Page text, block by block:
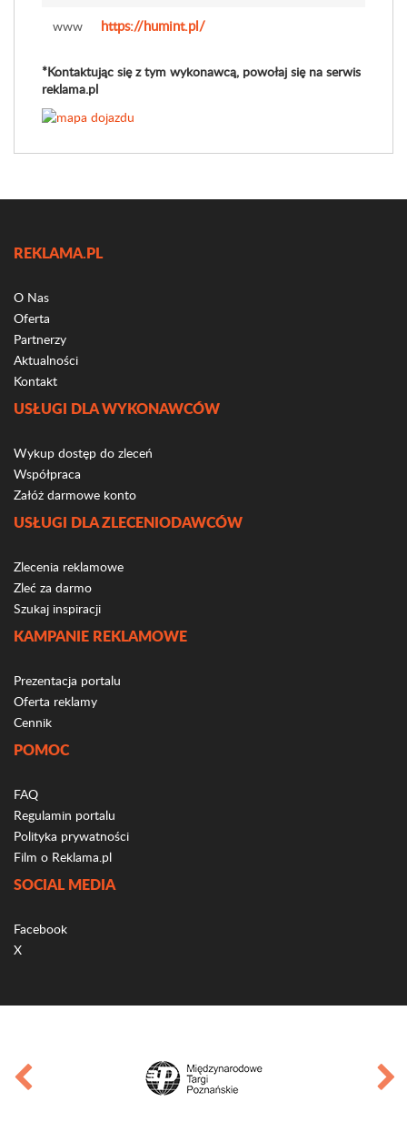
www https://humint.pl/
*Kontaktując się z tym wykonawcą, powołaj się na serwis
reklama.pl
REKLAMA.PL
O Nas
Oferta
Partnerzy
Aktualności
Kontakt
USŁUGI DLA WYKONAWCÓW
Wykup dostęp do zleceń
Współpraca
Załóż darmowe konto
USŁUGI DLA ZLECENIODAWCÓW
Zlecenia reklamowe
Zleć za darmo
Szukaj inspiracji
KAMPANIE REKLAMOWE
Prezentacja portalu
Oferta reklamy
Cennik
POMOC
FAQ
Regulamin portalu
Polityka prywatności
Film o Reklama.pl
SOCIAL MEDIA
Facebook
X